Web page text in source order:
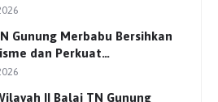
Para Pemangku
Gunung Merbabu Bersihkan
dan Perkuat
Jalur Pendakian
II Balai TN Gunung